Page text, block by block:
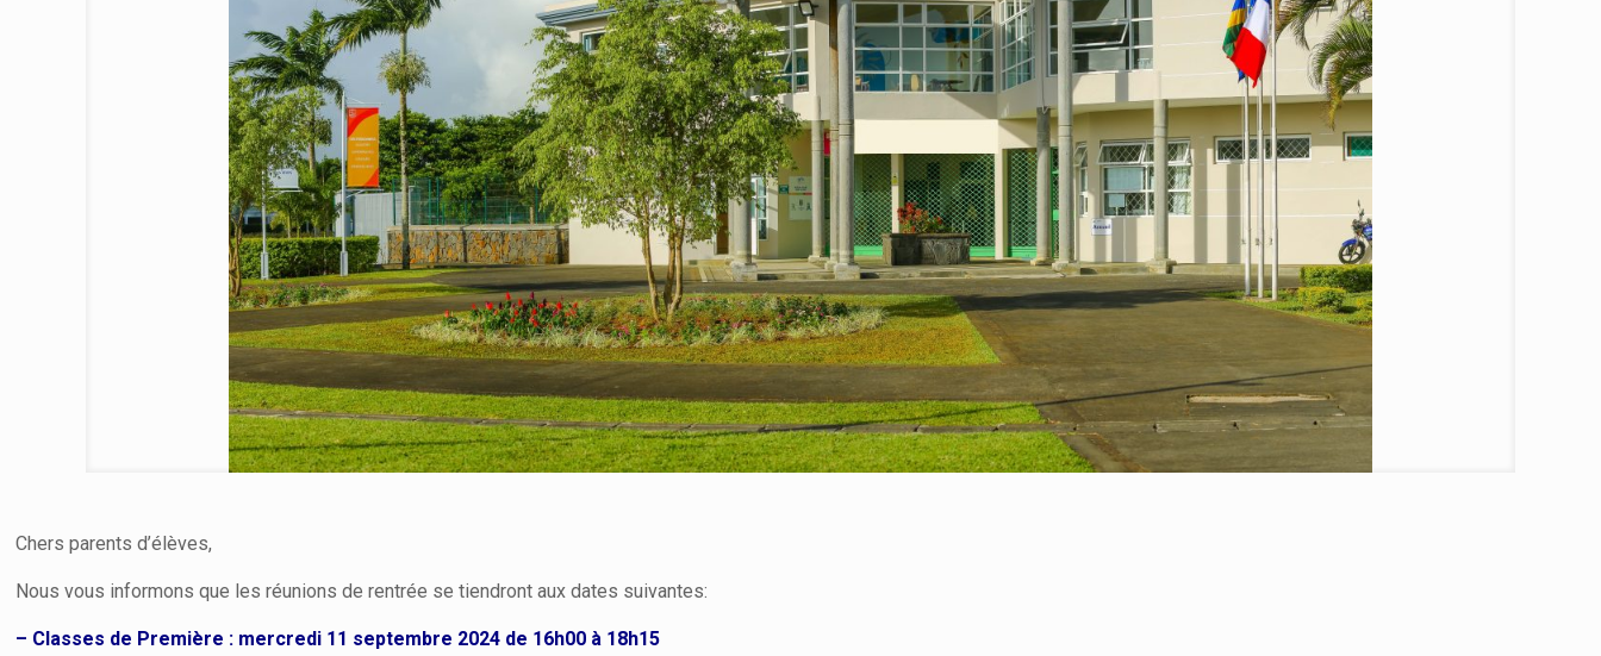
Chers parents d’élèves,
Nous vous informons que les réunions de rentrée se tiendront aux dates suivantes:
– Classes de Première : mercredi 11 septembre 2024 de 16h00 à 18h15